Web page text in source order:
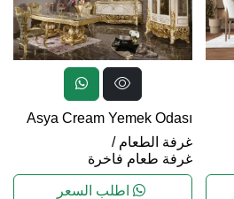
Asya Cream Yemek Odası
غرفة الطعام /
غرفة طعام فاخرة
اطلب السعر